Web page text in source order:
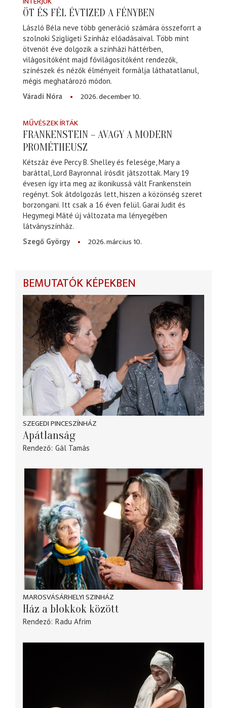
ÖT ÉS FÉL ÉVTIZED A FÉNYBEN
László Béla neve több generáció számára összeforrt a
szolnoki Szigligeti Színház előadásaival. Több mint
ötvenöt éve dolgozik a színházi háttérben,
világosítóként majd fővilágosítóként rendezők,
színészek és nézők élményeit formálja láthatatlanul,
mégis meghatározó módon.
Váradi Nóra
2026. december 10.
MŰVÉSZEK ÍRTÁK
FRANKENSTEIN – AVAGY A MODERN
PROMÉTHEUSZ
Kétszáz éve Percy B. Shelley és felesége, Mary a
baráttal, Lord Bayronnal írósdit játszottak. Mary 19
évesen így írta meg az ikonikussá vált Frankenstein
regényt. Sok átdolgozás lett, hiszen a közönség szeret
borzongani. Itt csak a 16 éven felül. Garai Judit és
Hegymegi Máté új változata ma lényegében
látványszínház.
Szegő György
2026. március 10.
BEMUTATÓK KÉPEKBEN
SZEGEDI PINCESZÍNHÁZ
Apátlanság
Rendező Gál Tamás
MAROSVÁSÁRHELYI SZINHÁZ
Ház a blokkok között
Rendező Radu Afrim